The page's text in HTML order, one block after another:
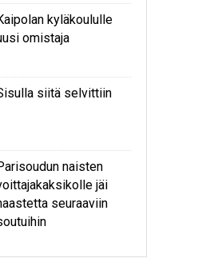
kyläkoululle
omistaja
siitä selvittiin
naisten
jäi
seuraaviin